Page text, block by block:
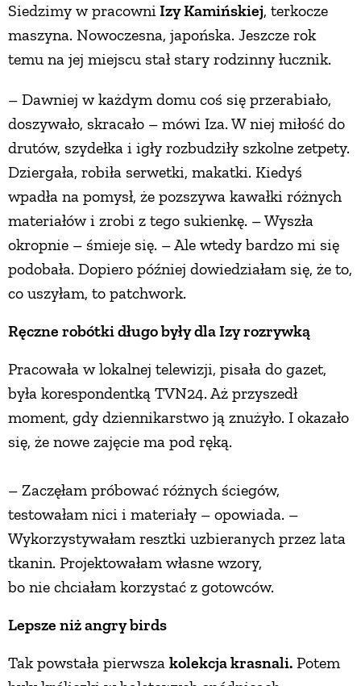
Siedzimy w pracowniIzy Kamińskiej, terkocze
maszyna. Nowoczesna, japońska. Jeszcze rok
temu na jej miejscu stał stary rodzinny łucznik.
– Dawniej w każdym domu coś się przerabiało,
doszywało, skracało – mówi Iza. W niej miłość do
drutów, szydełka i igły rozbudziły szkolne zetpety.
Dziergała, robiła serwetki, makatki. Kiedyś
wpadła na pomysł, że pozszywa kawałki różnych
materiałów i zrobi z tego sukienkę. – Wyszła
okropnie – śmieje się. – Ale wtedy bardzo mi się
podobała. Dopiero później dowiedziałam się, że to,
co uszyłam, to patchwork.
Ręczne robótki długo były dla Izy rozrywką
Pracowała w lokalnej telewizji, pisała do gazet,
była korespondentką TVN24. Aż przyszedł
moment, gdy dziennikarstwo ją znużyło. I okazało
się, że nowe zajęcie ma pod ręką.
– Zaczęłam próbować różnych ściegów,
testowałam nici i materiały – opowiada. –
Wykorzystywałam resztki uzbieranych przez lata
tkanin. Projektowałam własne wzory,
bo nie chciałam korzystać z gotowców.
Lepsze niż angry birds
Tak powstała pierwsza kolekcja krasnali. Potem
ŚNIADANIA
PRZYSTAWKI
ZUPY
DANIA GŁÓWNE
CIASTA I DESERY
DODATKI
INNE